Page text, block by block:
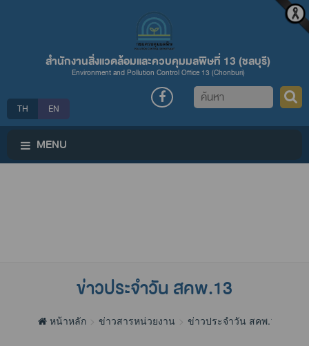
สำนักงานสิ่งแวดล้อมและควบคุมมลพิษที่ 13 (ชลบุรี)
Environment and Pollution Control Office 13 (Chonburi)
TH EN
ค้นหา
MENU
ข่าวประจำวัน สคพ.13
หน้าหลัก ข่าวสารหน่วยงาน ข่าวประจำวัน สคพ.13